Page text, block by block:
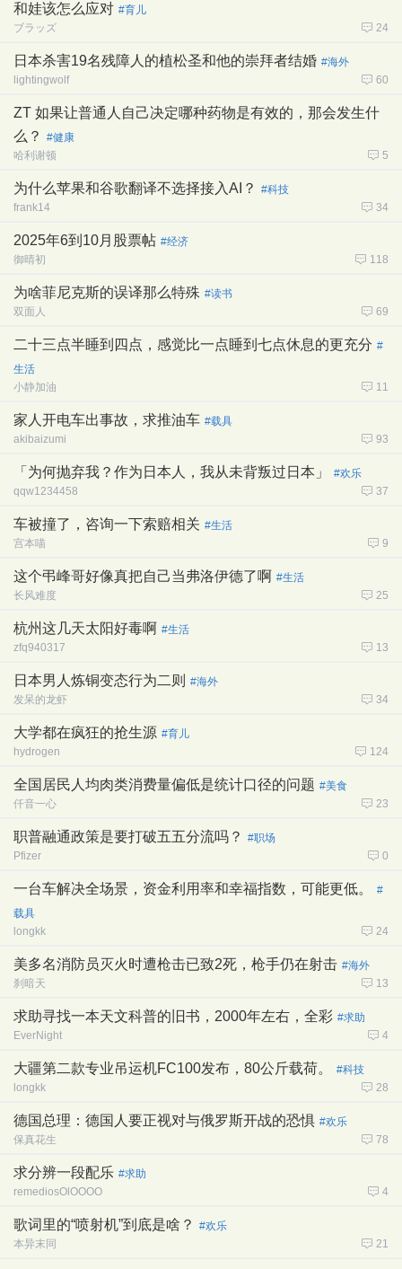
和娃该怎么应对 #育儿
ブラッズ
24
日本杀害19名残障人的植松圣和他的崇拜者结婚 #海外
lightingwolf
60
ZT 如果让普通人自己决定哪种药物是有效的，那会发生什
么？
#健康
哈利谢顿
5
为什么苹果和谷歌翻译不选择接入AI？
#科技
frank14
34
2025年6到10月股票帖 #经济
御晴初
118
为啥菲尼克斯的误译那么特殊 #读书
双面人
69
二十三点半睡到四点，感觉比一点睡到七点休息的更充分 #
生活
小静加油
11
家人开电车出事故，求推油车 #载具
akibaizumi
93
「为何抛弃我？作为日本人，我从未背叛过日本」
#欢乐
qqw1234458
37
车被撞了，咨询一下索赔相关 #生活
宫本喵
9
这个弔峰哥好像真把自己当弗洛伊德了啊 #生活
长风难度
25
杭州这几天太阳好毒啊 #生活
zfq940317
13
日本男人炼铜变态行为二则
#海外
发呆的龙虾
34
大学都在疯狂的抢生源 #育儿
hydrogen
124
全国居民人均肉类消费量偏低是统计口径的问题 #美食
仟音一心
23
职普融通政策是要打破五五分流吗？
#职场
Pfizer
0
一台车解决全场景，资金利用率和幸福指数，可能更低。
#
载具
longkk
24
美多名消防员灭火时遭枪击已致2死，枪手仍在射击 #海外
刹暗天
13
求助寻找一本天文科普的旧书，2000年左右，全彩 #求助
EverNight
4
大疆第二款专业吊运机FC100发布，80公斤载荷。
#科技
longkk
28
德国总理：德国人要正视对与俄罗斯开战的恐惧 #欢乐
保真花生
78
求分辨一段配乐 #求助
remediosOlOOOO
4
歌词里的“喷射机”到底是啥？
#欢乐
本异末同
21